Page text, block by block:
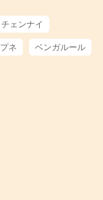
チェンナイ
プネ
ベンガルール